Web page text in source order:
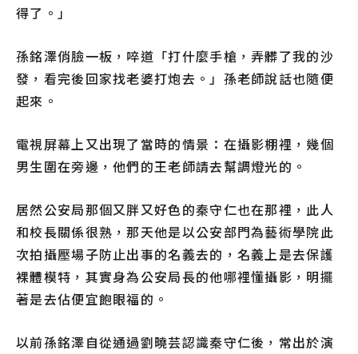
得了。」
孫銘澤俏臉一板，啐道「打什麼手槍，弄髒了我的沙
發，看完後回家找老婆打炮去。」孫老師說話也隨便
起來。
電視屏幕上又出現了當時的情景：在攝影棚裡，幾個
男生圍在旁邊，他們的王老師請去幫調燈光的。
居然公安局那個又胖又好色的秦守仁也在那裡，此人
和校長關係很熟，那天他是以公安部門為藝術學院此
次拍攝壓場子防止出事的名義去的，名義上是去保護
裸體模特，其實身為公安局長的他哪裡懂攝影，明擺
著是去佔便宜飽眼福的。
以前孫銘澤自從通過劉曉芸認識秦守仁後，常出於演